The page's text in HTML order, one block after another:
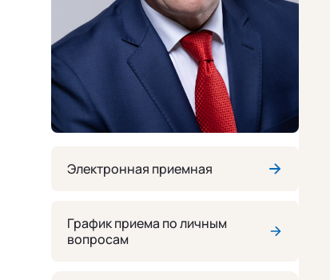
Электронная приемная
График приема по личным
вопросам